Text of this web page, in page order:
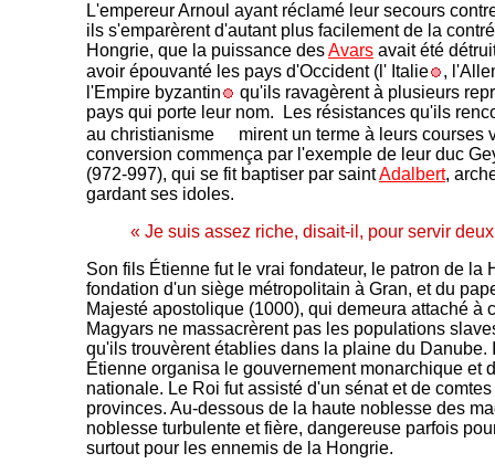
L'empereur Arnoul ayant réclamé leur secours
ils s'emparèrent d'autant plus facilement de la
Hongrie, que la puissance desAvars avait été
avoir épouvanté les pays d'Occident (l' Italie
,
l'Empire byzantin
qu'ils ravagèrent à plusieurs
pays qui porte leur nom. Les résistances qu'ils
au christianisme
mirent un terme à leurs courses
conversion commença par l'exemple de leur duc
(972-997), qui se fit baptiser par saintAdalbert,
gardant ses idoles.
« Je suis assez riche, disait-il, pour servir
Son fils Étienne fut le vrai fondateur, le patron de la
fondation d'un siège métropolitain à Gran, et du
Majesté apostolique (1000), qui demeura attaché à
Magyars ne massacrèrent pas les populations
qu'ils trouvèrent établies dans la plaine du Danube.
Étienne organisa le gouvernement monarchique et
nationale. Le Roi fut assisté d'un sénat et de comtes
provinces. Au-dessous de la haute noblesse des
noblesse turbulente et fière, dangereuse parfois
surtout pour les ennemis de la Hongrie.